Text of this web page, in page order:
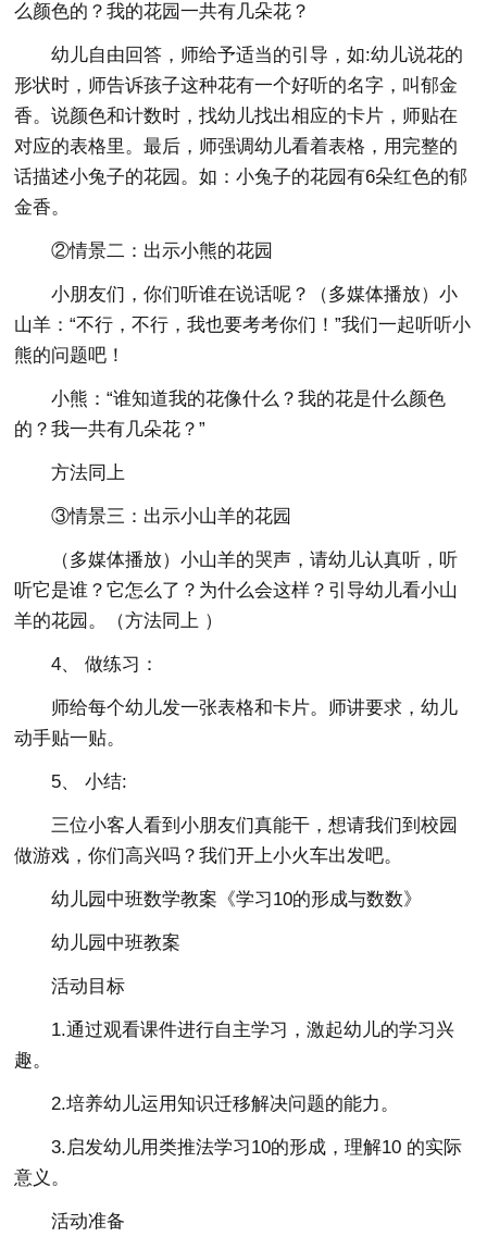
么颜色的？我的花园一共有几朵花？
幼儿自由回答，师给予适当的引导，如:幼儿说花的
形状时，师告诉孩子这种花有一个好听的名字，叫郁金
香。说颜色和计数时，找幼儿找出相应的卡片，师贴在
对应的表格里。最后，师强调幼儿看着表格，用完整的
话描述小兔子的花园。如：小兔子的花园有6朵红色的郁
金香。
②情景二：出示小熊的花园
小朋友们，你们听谁在说话呢？（多媒体播放）小
山羊：“不行，不行，我也要考考你们！”我们一起听听小
熊的问题吧！
小熊：“谁知道我的花像什么？我的花是什么颜色
的？我一共有几朵花？”
方法同上
③情景三：出示小山羊的花园
（多媒体播放）小山羊的哭声，请幼儿认真听，听
听它是谁？它怎么了？为什么会这样？引导幼儿看小山
羊的花园。（方法同上 ）
4、 做练习：
师给每个幼儿发一张表格和卡片。师讲要求，幼儿
动手贴一贴。
5、 小结:
三位小客人看到小朋友们真能干，想请我们到校园
做游戏，你们高兴吗？我们开上小火车出发吧。
幼儿园中班数学教案《学习10的形成与数数》
幼儿园中班教案
活动目标
1.通过观看课件进行自主学习，激起幼儿的学习兴
趣。
2.培养幼儿运用知识迁移解决问题的能力。
3.启发幼儿用类推法学习10的形成，理解10 的实际
意义。
活动准备